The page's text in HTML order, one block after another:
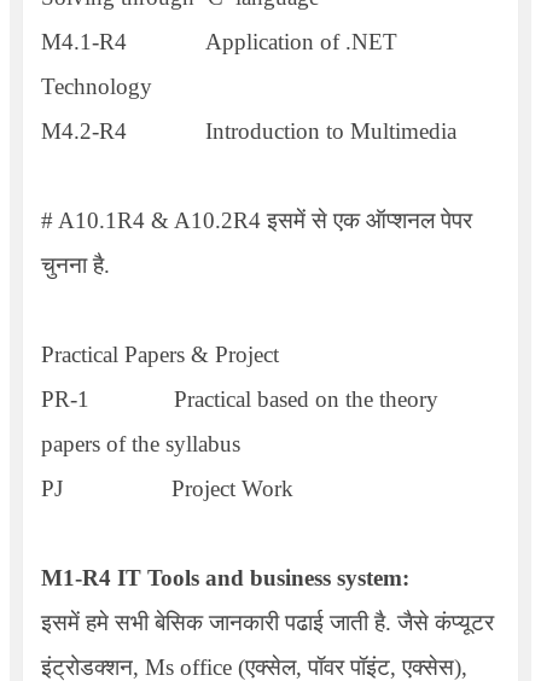
M4.1-R4
Application of .NET
Technology
M4.2-R4
Introduction to Multimedia
# A10.1R4 & A10.2R4इसमें से एक ऑप्शनल पेपर
चुनना है.
Practical Papers & Project
PR-1
Practical based on the theory
papers of the syllabus
PJ
Project Work
M1-R4 IT Tools and business system:
इसमें हमे सभी बेसिक जानकारी पढाई जाती है. जैसे कंप्यूटर
इंट्रोडक्शन, Ms office (एक्सेल, पॉवर पॉइंट, एक्सेस),